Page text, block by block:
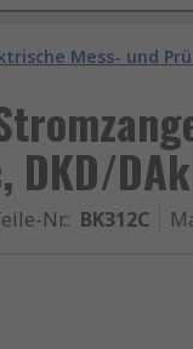
Mess- und
DKD/
Nr.: BK312C